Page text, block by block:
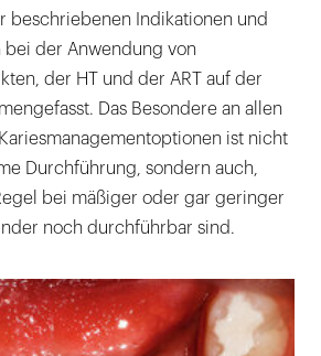
beschriebenen Indikationen und
bei der Anwendung von
der HT und der ART auf der
Das Besondere an allen
ist nicht
Durchführung, sondern auch,
bei mäßiger oder gar geringer
noch durchführbar sind.